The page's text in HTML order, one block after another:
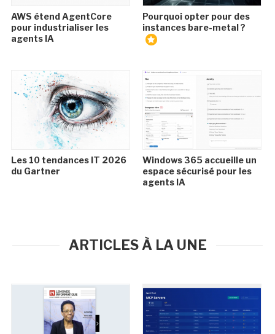
AWS étend AgentCore
pour industrialiser les
agents IA
Pourquoi opter pour des
instances bare-metal ?
Les 10 tendances IT 2026
du Gartner
Windows 365 accueille un
espace sécurisé pour les
agents IA
ARTICLES À LA UNE